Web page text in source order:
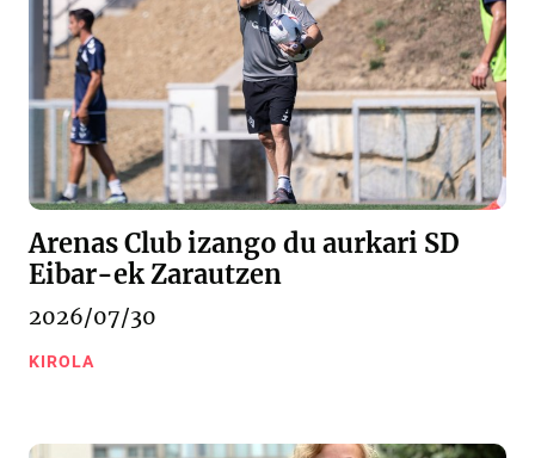
Arenas Club izango du aurkari SD
Eibar-ek Zarautzen
2026/07/30
KIROLA